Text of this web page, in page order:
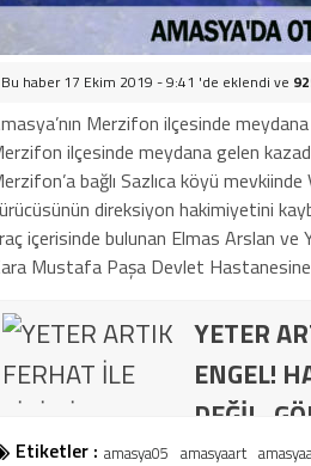
Bu haber 17 Ekim 2019 - 9:41 'de eklendi ve
Merzifon ilçesinde
ilçesinde meydana gelen
bağlı Sazlıca köyü
direksiyon hakimiyetini
içerisinde bulunan Elmas Arslan ve
Mustafa Paşa Devlet Hastanesine
YETER
ENGEL!
DEĞİL,
Etiketler : amasya05 amasyaart